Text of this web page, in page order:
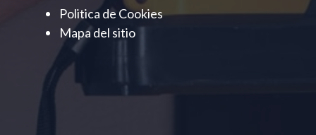
Politica de Cookies
Mapa del sitio